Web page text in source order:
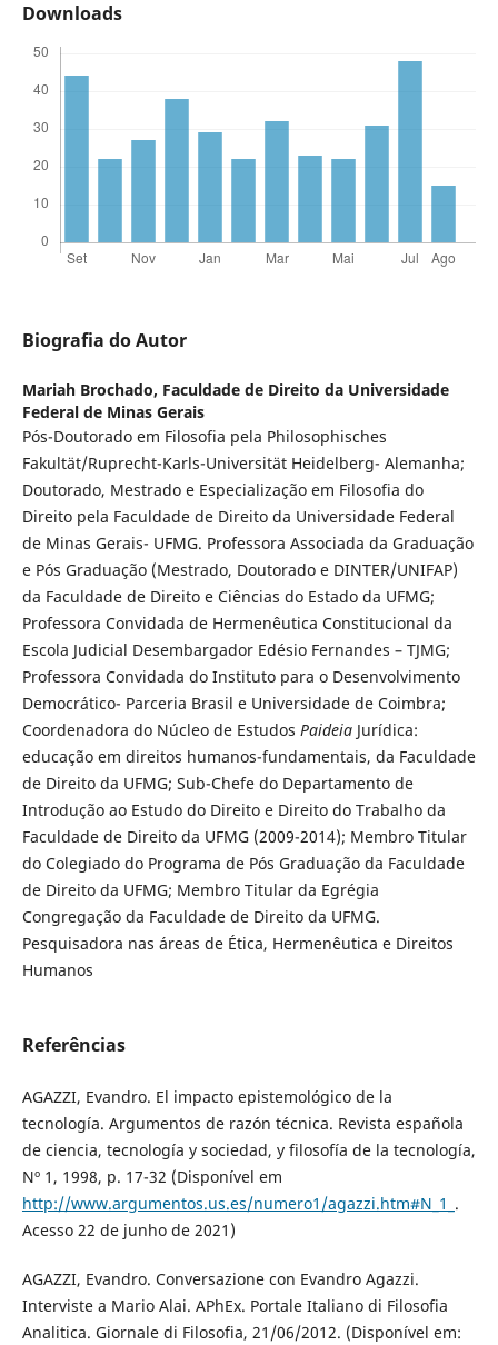
Downloads
Biografia do Autor
Mariah Brochado, Faculdade de Direito da Universidade
Federal de Minas Gerais
Pós-Doutorado em Filosofia pela Philosophisches
Fakultät/Ruprecht-Karls-Universität Heidelberg- Alemanha;
Doutorado, Mestrado e Especialização em Filosofia do
Direito pela Faculdade de Direito da Universidade Federal
de Minas Gerais- UFMG. Professora Associada da Graduação
e Pós Graduação (Mestrado, Doutorado e DINTER/UNIFAP)
da Faculdade de Direito e Ciências do Estado da UFMG;
Professora Convidada de Hermenêutica Constitucional da
Escola Judicial Desembargador Edésio Fernandes – TJMG;
Professora Convidada do Instituto para o Desenvolvimento
Democrático- Parceria Brasil e Universidade de Coimbra;
Coordenadora do Núcleo de Estudos Paideia Jurídica:
educação em direitos humanos-fundamentais, da Faculdade
de Direito da UFMG; Sub-Chefe do Departamento de
Introdução ao Estudo do Direito e Direito do Trabalho da
Faculdade de Direito da UFMG (2009-2014); Membro Titular
do Colegiado do Programa de Pós Graduação da Faculdade
de Direito da UFMG; Membro Titular da Egrégia
Congregação da Faculdade de Direito da UFMG.
Pesquisadora nas áreas de Ética, Hermenêutica e Direitos
Humanos
Referências
AGAZZI, Evandro. El impacto epistemológico de la
tecnología. Argumentos de razón técnica. Revista española
de ciencia, tecnología y sociedad, y filosofía de la tecnología,
Nº 1, 1998, p. 17-32 (Disponível em
http://www.argumentos.us.es/numero1/agazzi.htm#N_1_ .
Acesso 22 de junho de 2021)
AGAZZI, Evandro. Conversazione con Evandro Agazzi.
Interviste a Mario Alai. APhEx. Portale Italiano di Filosofia
Analitica. Giornale di Filosofia, 21/06/2012. (Disponível em: